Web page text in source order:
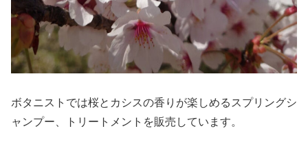
ボタニストでは桜とカシスの香りが楽しめるスプリングシ
ャンプー、トリートメントを販売しています。